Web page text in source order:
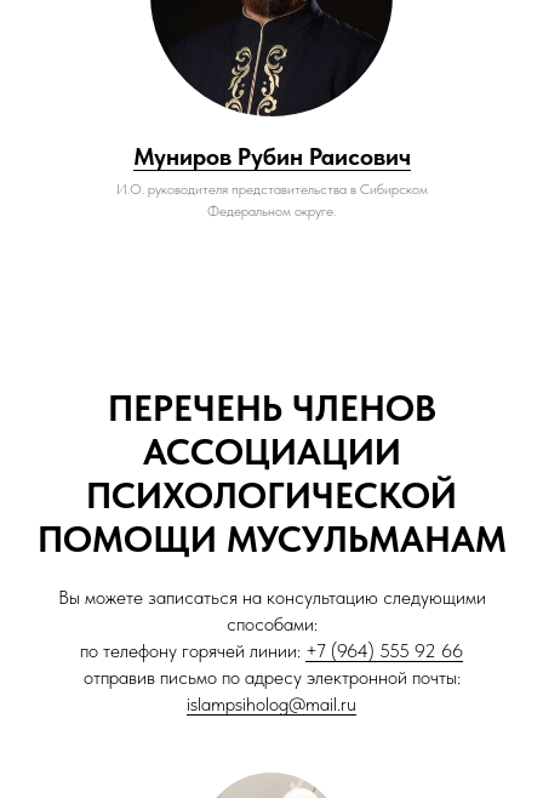
Муниров Рубин Раисович
И.О. руководителя представительства в Сибирском
Федеральном округе.
ПЕРЕЧЕНЬ ЧЛЕНОВ
АССОЦИАЦИИ
ПСИХОЛОГИЧЕСКОЙ
ПОМОЩИ МУСУЛЬМАНАМ
Вы можете записаться на консультацию следующими
способами:
по телефону горячей линии: +7 (964) 555 92 66
отправив письмо по адресу электронной почты:
islampsiholog@mail.ru